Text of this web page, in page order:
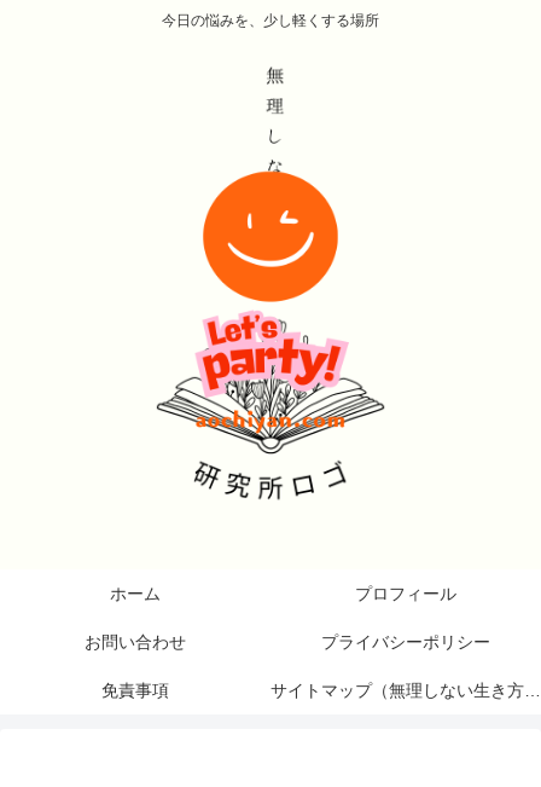
今日の悩みを、少し軽くする場所
ホーム プロフィール
お問い合わせ プライバシーポリシー
免責事項 サイトマップ（無理しない生き方研究所）